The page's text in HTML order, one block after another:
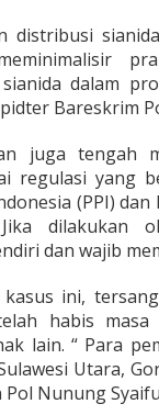
distribusi
dalam
Bareskrim
juga tengah
regulasi yang
(PPI)
dilakukan
dan wajib
kasus ini,
habis masa
lain. “ Para
Utara,
Pol Nunung